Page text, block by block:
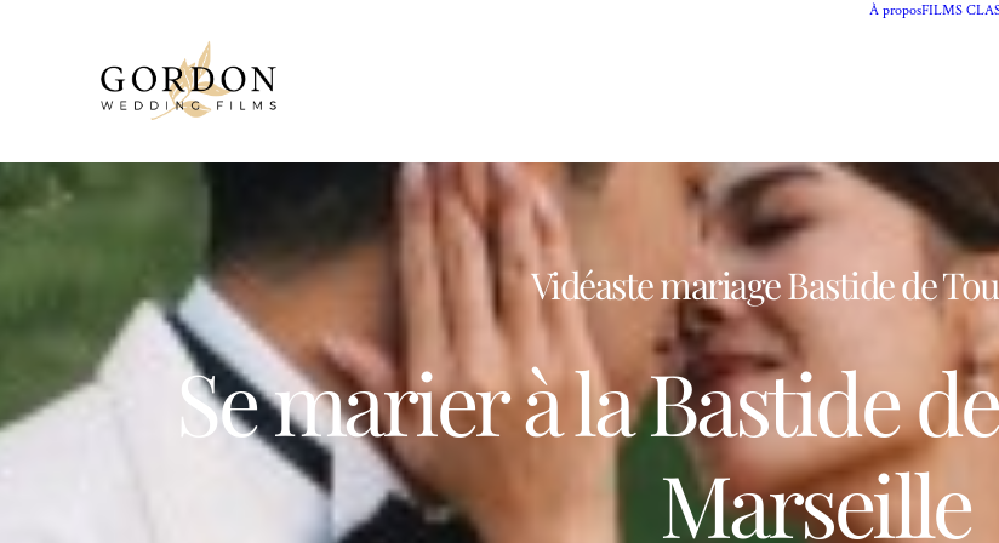
À proposFILMS
Vidéaste mariage Bastide de
Se marier à la Bastide
Marseille